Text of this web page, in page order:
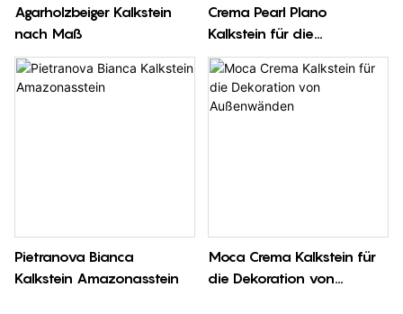
Agarholzbeiger Kalkstein
nach Maß
Crema Pearl Plano
Kalkstein für die
Außendekoration
Pietranova Bianca
Kalkstein Amazonasstein
Moca Crema Kalkstein für
die Dekoration von